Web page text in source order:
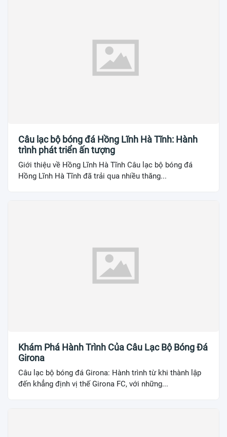
Câu lạc bộ bóng đá Hồng Lĩnh Hà Tĩnh: Hành
trình phát triển ấn tượng
Giới thiệu về Hồng Lĩnh Hà Tĩnh Câu lạc bộ bóng đá
Hồng Lĩnh Hà Tĩnh đã trải qua nhiều thăng...
Khám Phá Hành Trình Của Câu Lạc Bộ Bóng Đá
Girona
Câu lạc bộ bóng đá Girona: Hành trình từ khi thành lập
đến khẳng định vị thế Girona FC, với những...